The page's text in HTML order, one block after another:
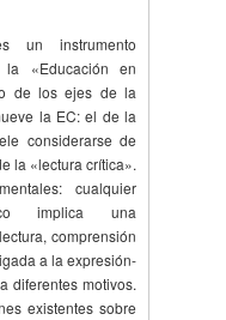
un instrumento
«Educación en
de los ejes de la
la EC: el de la
considerarse de
la «lectura crítica».
cualquier
implica una
comprensión
a la expresión-
diferentes motivos.
existentes sobre